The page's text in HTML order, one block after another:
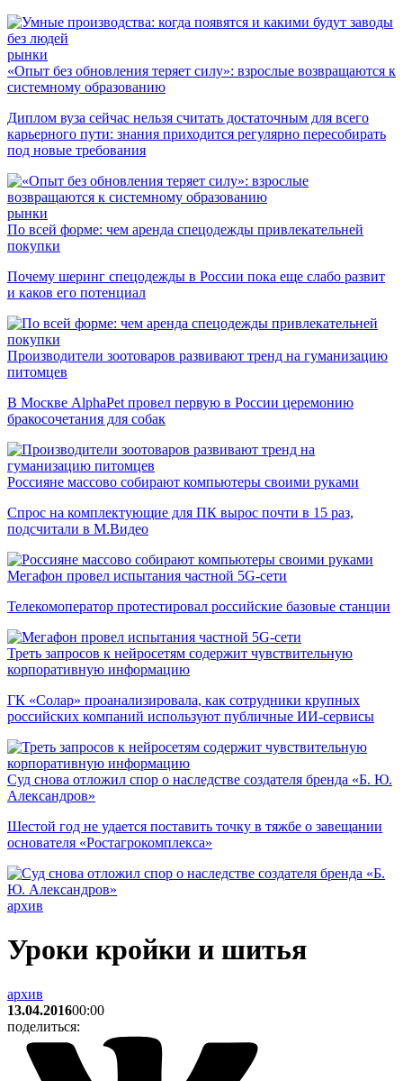
рынки
«Опыт без обновления теряет силу»: взрослые возвращаются к
системному образованию
Диплом вуза сейчас нельзя считать достаточным для всего
карьерного пути: знания приходится регулярно пересобирать
под новые требования
рынки
По всей форме: чем аренда спецодежды привлекательней
покупки
Почему шеринг спецодежды в России пока еще слабо развит
и каков его потенциал
Производители зоотоваров развивают тренд на гуманизацию
питомцев
В Москве AlphaPet провел первую в России церемонию
бракосочетания для собак
Россияне массово собирают компьютеры своими руками
Спрос на комплектующие для ПК вырос почти в 15 раз,
подсчитали в М.Видео
Мегафон провел испытания частной 5G-сети
Телекомоператор протестировал российские базовые станции
Треть запросов к нейросетям содержит чувствительную
корпоративную информацию
ГК «Солар» проанализировала, как сотрудники крупных
российских компаний используют публичные ИИ-сервисы
Суд снова отложил спор о наследстве создателя бренда «Б. Ю.
Александров»
Шестой год не удается поставить точку в тяжбе о завещании
основателя «Ростагрокомплекса»
архив
Уроки кройки и шитья
архив
13.04.201600:00
поделиться: